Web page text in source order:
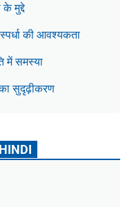
मुद्दे
की आवश्यकता
में समस्या
का सुदृढ़ीकरण